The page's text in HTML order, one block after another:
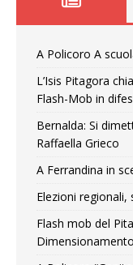
A Policoro A
L’Isis Pitagora
Flash-Mob in
Bernalda: Si
Raffaella Grieco
A Ferrandina in
Elezioni
Flash mob del